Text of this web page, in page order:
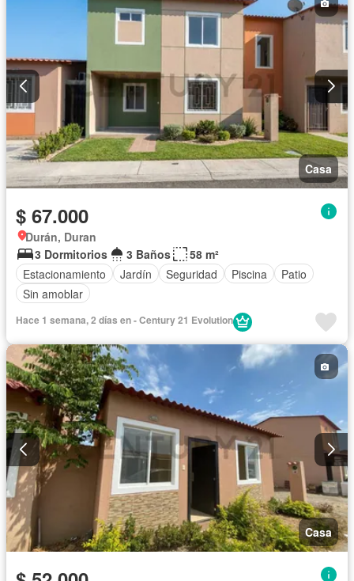
Casa
$ 67.000
Durán, Duran
3 Dormitorios
3 Baños
58 m²
Estacionamiento
Jardín Seguridad Piscina
Patio
Sin amoblar
Hace 1 semana, 2 días en - Century 21 Evolution
Casa